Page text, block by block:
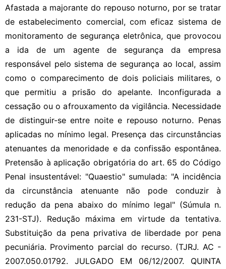
Afastada a majorante do repouso noturno, por se tratar
de estabelecimento comercial, com eficaz sistema de
monitoramento de segurança eletrônica, que provocou
a ida de um agente de segurança da empresa
responsável pelo sistema de segurança ao local, assim
como o comparecimento de dois policiais militares, o
que permitiu a prisão do apelante. Inconfigurada a
cessação ou o afrouxamento da vigilância. Necessidade
de distinguir-se entre noite e repouso noturno. Penas
aplicadas no mínimo legal. Presença das circunstâncias
atenuantes da menoridade e da confissão espontânea.
Pretensão à aplicação obrigatória do art. 65 do Código
Penal insustentável: "Quaestio" sumulada: "A incidência
da circunstância atenuante não pode conduzir à
redução da pena abaixo do mínimo legal" (Súmula n.
231-STJ). Redução máxima em virtude da tentativa.
Substituição da pena privativa de liberdade por pena
pecuniária. Provimento parcial do recurso. (TJRJ. AC -
2007.050.01792. JULGADO EM 06/12/2007. QUINTA